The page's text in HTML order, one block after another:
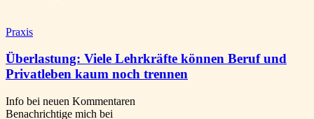
Praxis
Überlastung: Viele Lehrkräfte können Beruf und
Privatleben kaum noch trennen
Info bei neuen Kommentaren
Benachrichtige mich bei